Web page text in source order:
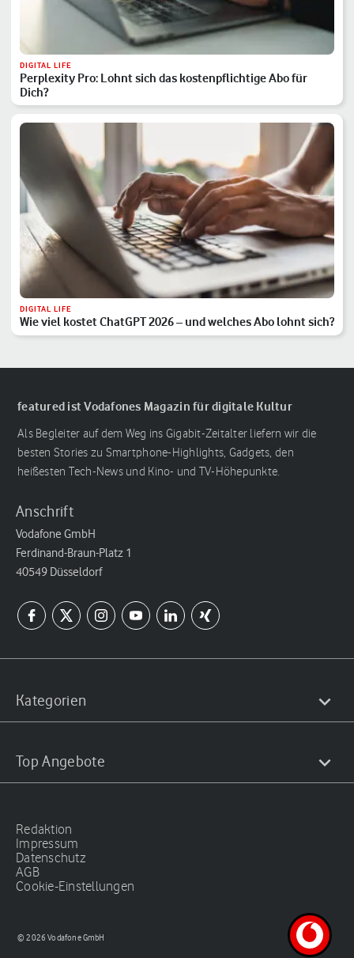
DIGITAL LIFE
Perplexity Pro: Lohnt sich das kostenpflichtige Abo für
Dich?
DIGITAL LIFE
Wie viel kostet ChatGPT 2026 – und welches Abo lohnt sich?
featured ist Vodafones Magazin für digitale Kultur
Als Begleiter auf dem Weg ins Gigabit-Zeitalter liefern wir die
besten Stories zu Smartphone-Highlights, Gadgets, den
heißesten Tech-News und Kino- und TV-Höhepunkte.
Anschrift
Vodafone GmbH
Ferdinand-Braun-Platz 1
40549 Düsseldorf
Kategorien
Top Angebote
Redaktion
Impressum
Datenschutz
AGB
Cookie-Einstellungen
© 2026 Vodafone GmbH